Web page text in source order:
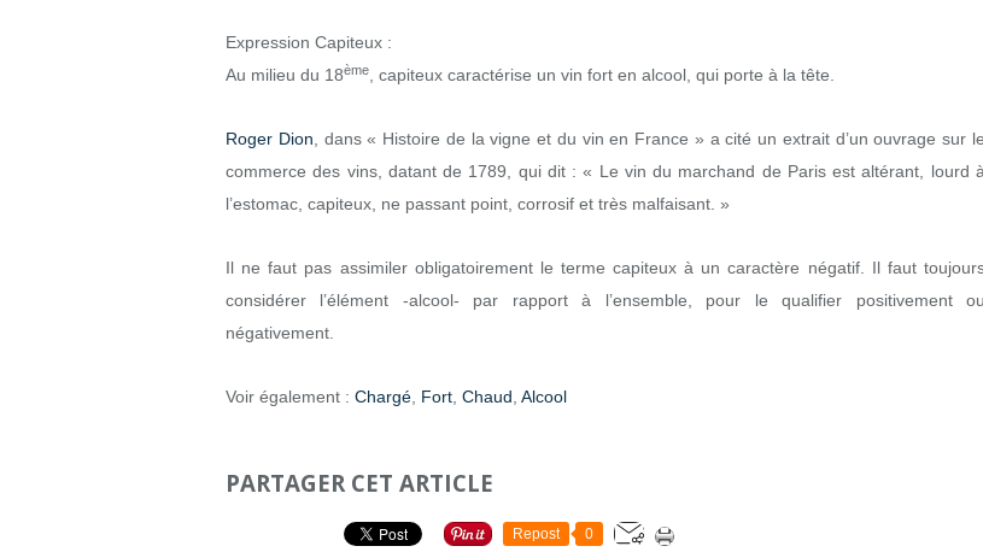
Expression Capiteux :
Au milieu du 18ème , capiteux caractérise un vin fort en alcool, qui porte à la tête.
Roger Dion , dans « Histoire de la vigne et du vin en France » a cité un extrait d’un ouvrage sur le
commerce des vins, datant de 1789, qui dit : « Le vin du marchand de Paris est altérant, lourd à
l’estomac, capiteux, ne passant point, corrosif et très malfaisant. »
Il ne faut pas assimiler obligatoirement le terme capiteux à un caractère négatif. Il faut
considérer l’élément -alcool- par rapport à l’ensemble, pour le qualifier positivement ou
négativement.
Voir également : Chargé Fort Chaud Alcool
PARTAGER CET ARTICLE
Repost 0